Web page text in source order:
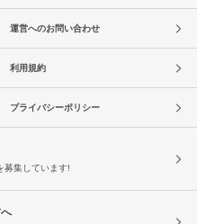
運営へのお問い合わせ
利用規約
プライバシーポリシー
募集しています!